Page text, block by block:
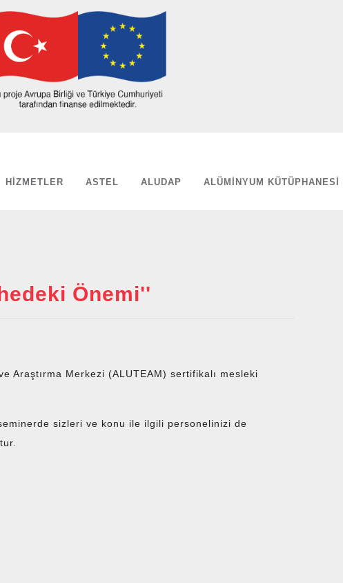
HIZMETLER ASTEL ALUDAP ALÜMINYUM KÜTÜPHANESI
Önemi''
Araştırma Merkezi (ALUTEAM) sertifikalı mesleki
sizleri ve konu ile ilgili personelinizi de